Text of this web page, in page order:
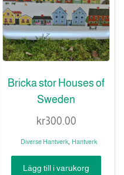
Bricka stor Houses of
Sweden
kr300.00
Diverse Hantverk, Hantverk
Lägg till i varukorg